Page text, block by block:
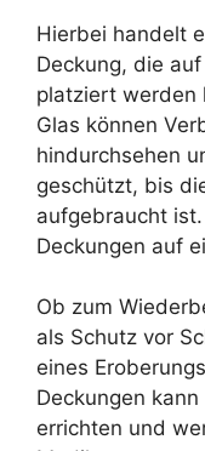
Hierbei handelt
Deckung, die
platziert werden
Glas können
hindurchsehen
geschützt, bis
aufgebraucht
Deckungen auf
Ob zum
als Schutz vor
eines
Deckungen
errichten und